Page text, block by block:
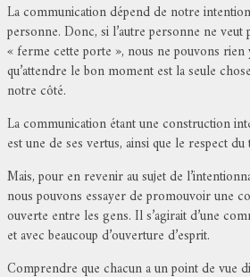
La communication dépend de notre
personne. Donc, si l’autre personne ne
« ferme cette porte », nous ne pouvons
qu’attendre le bon moment est la seule
notre côté.
La communication étant une construction
est une de ses vertus, ainsi que le respect du
Mais, pour en revenir au sujet de
nous pouvons essayer de promouvoir une
ouverte entre les gens. Il s’agirait d’une
et avec beaucoup d’ouverture d’esprit.
Comprendre que chacun a un point de vue